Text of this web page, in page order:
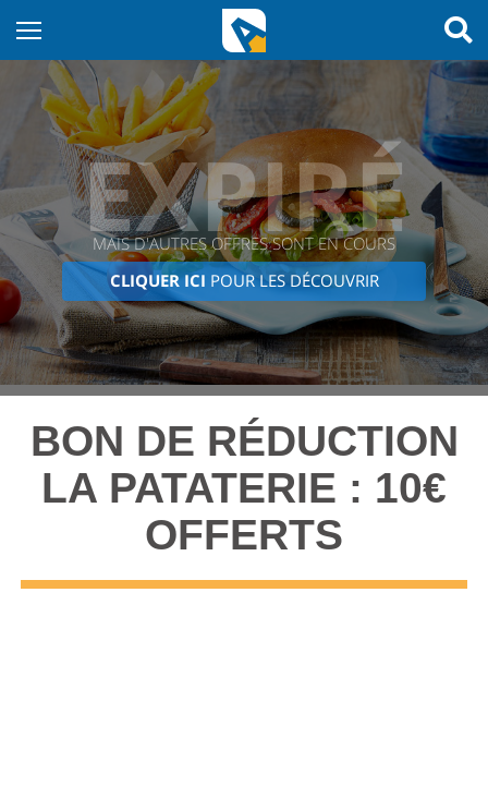
EXPIRÉ
MAIS D'AUTRES OFFRES SONT EN COURS
CLIQUER ICI POUR LES DÉCOUVRIR
BON DE RÉDUCTION
LA PATATERIE : 10€
OFFERTS